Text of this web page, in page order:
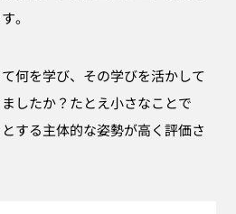
。
何を学び、その学びを活かして
したか？たとえ小さなことで
する主体的な姿勢が高く評価さ